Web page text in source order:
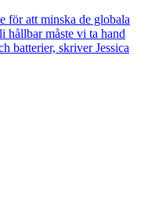
för att minska de globala
hållbar måste vi ta hand
batterier, skriver Jessica